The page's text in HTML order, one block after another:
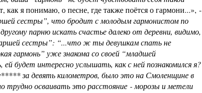
как я понимаю, о песне, где также поётся о гармони...», -
сестры”, что бродит с молодым гармонистом по
парню искать счастье далеко от деревни, видимо,
сестры”: “...что ж ты девушкам спать не
гармонь” уже знакома со своей “младшей
будет интересно услышать, как с ней познакомился я?
за девять километров, было это на Смоленщине в
трудно осваивать это расстояние - морозы и метели